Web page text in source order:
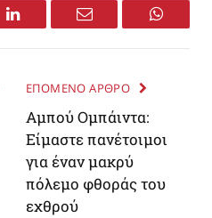
LinkedIn Email
ΕΠΟΜΕΝΟ ΑΡΘΡΟ
Αμπού Ομπάιντα:
Είμαστε πανέτοιμοι
για έναν μακρύ
πόλεμο φθοράς του
εχθρού